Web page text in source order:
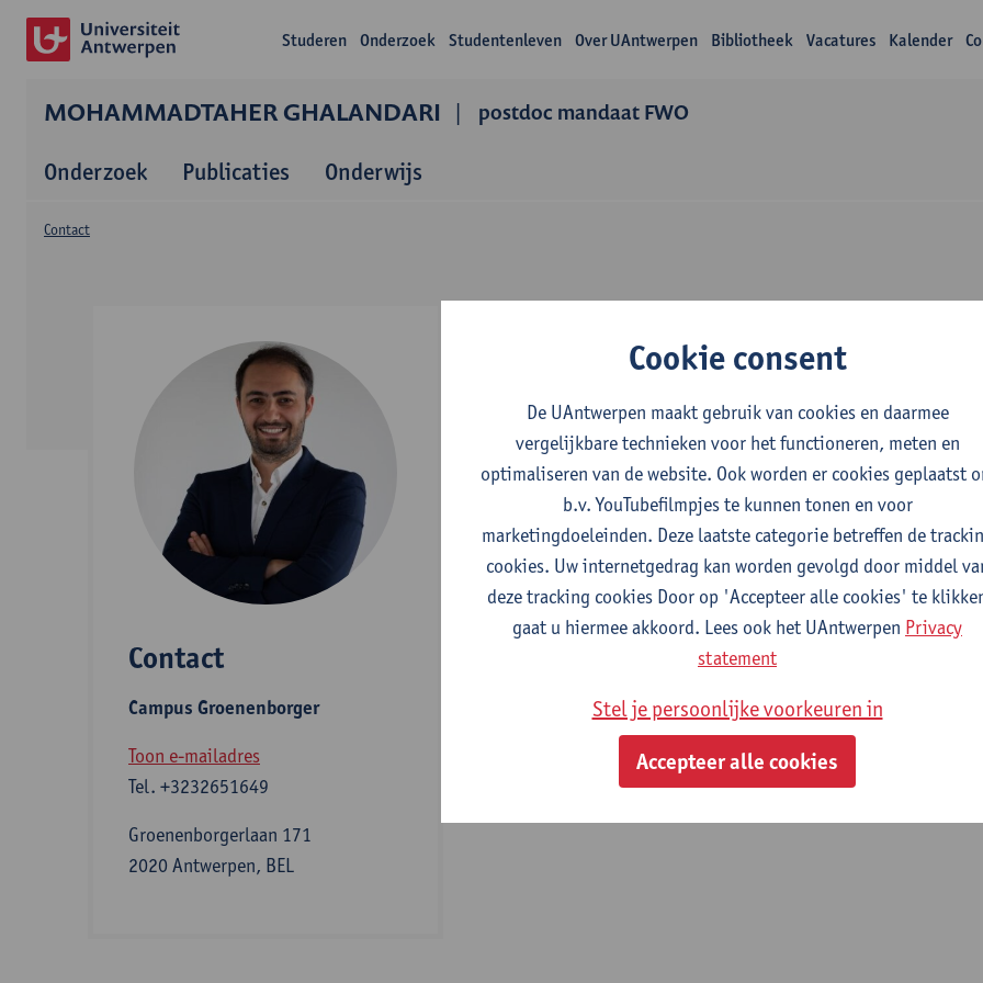
Studeren Onderzoek Studentenleven Over UAntwerpen Bibliotheek Vacatures Kalender
MOHAMMADTAHER GHALANDARI postdoc mandaat FWO
Onderzoek Publicaties Onderwijs
Over
Ghalandari
Contact
Contact
Campus Groenenborger
Toon e-mailadres
Tel. +3232651649
Groenenborgerlaan 171
2020 Antwerpen, BEL
Afdeling
Departement Bouwkunde
Bijzonder academisch personeel
postdoc mandaat FWO
Cookie consent
De UAntwerpen maakt gebruik van cookies en daarmee
vergelijkbare technieken voor het functioneren, meten en
optimaliseren van de website. Ook worden er cookies geplaatst
b.v. YouTubefilmpjes te kunnen tonen en voor
marketingdoeleinden. Deze laatste categorie betreffen de
cookies. Uw internetgedrag kan worden gevolgd door middel
deze tracking cookies Door op 'Accepteer alle cookies' te
gaat u hiermee akkoord. Lees ook het UAntwerpen Privacy
statement
Stel je persoonlijke voorkeuren in
Accepteer alle cookies